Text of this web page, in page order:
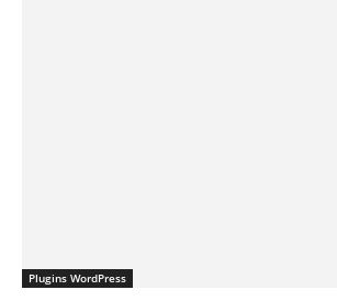
Plugins WordPress